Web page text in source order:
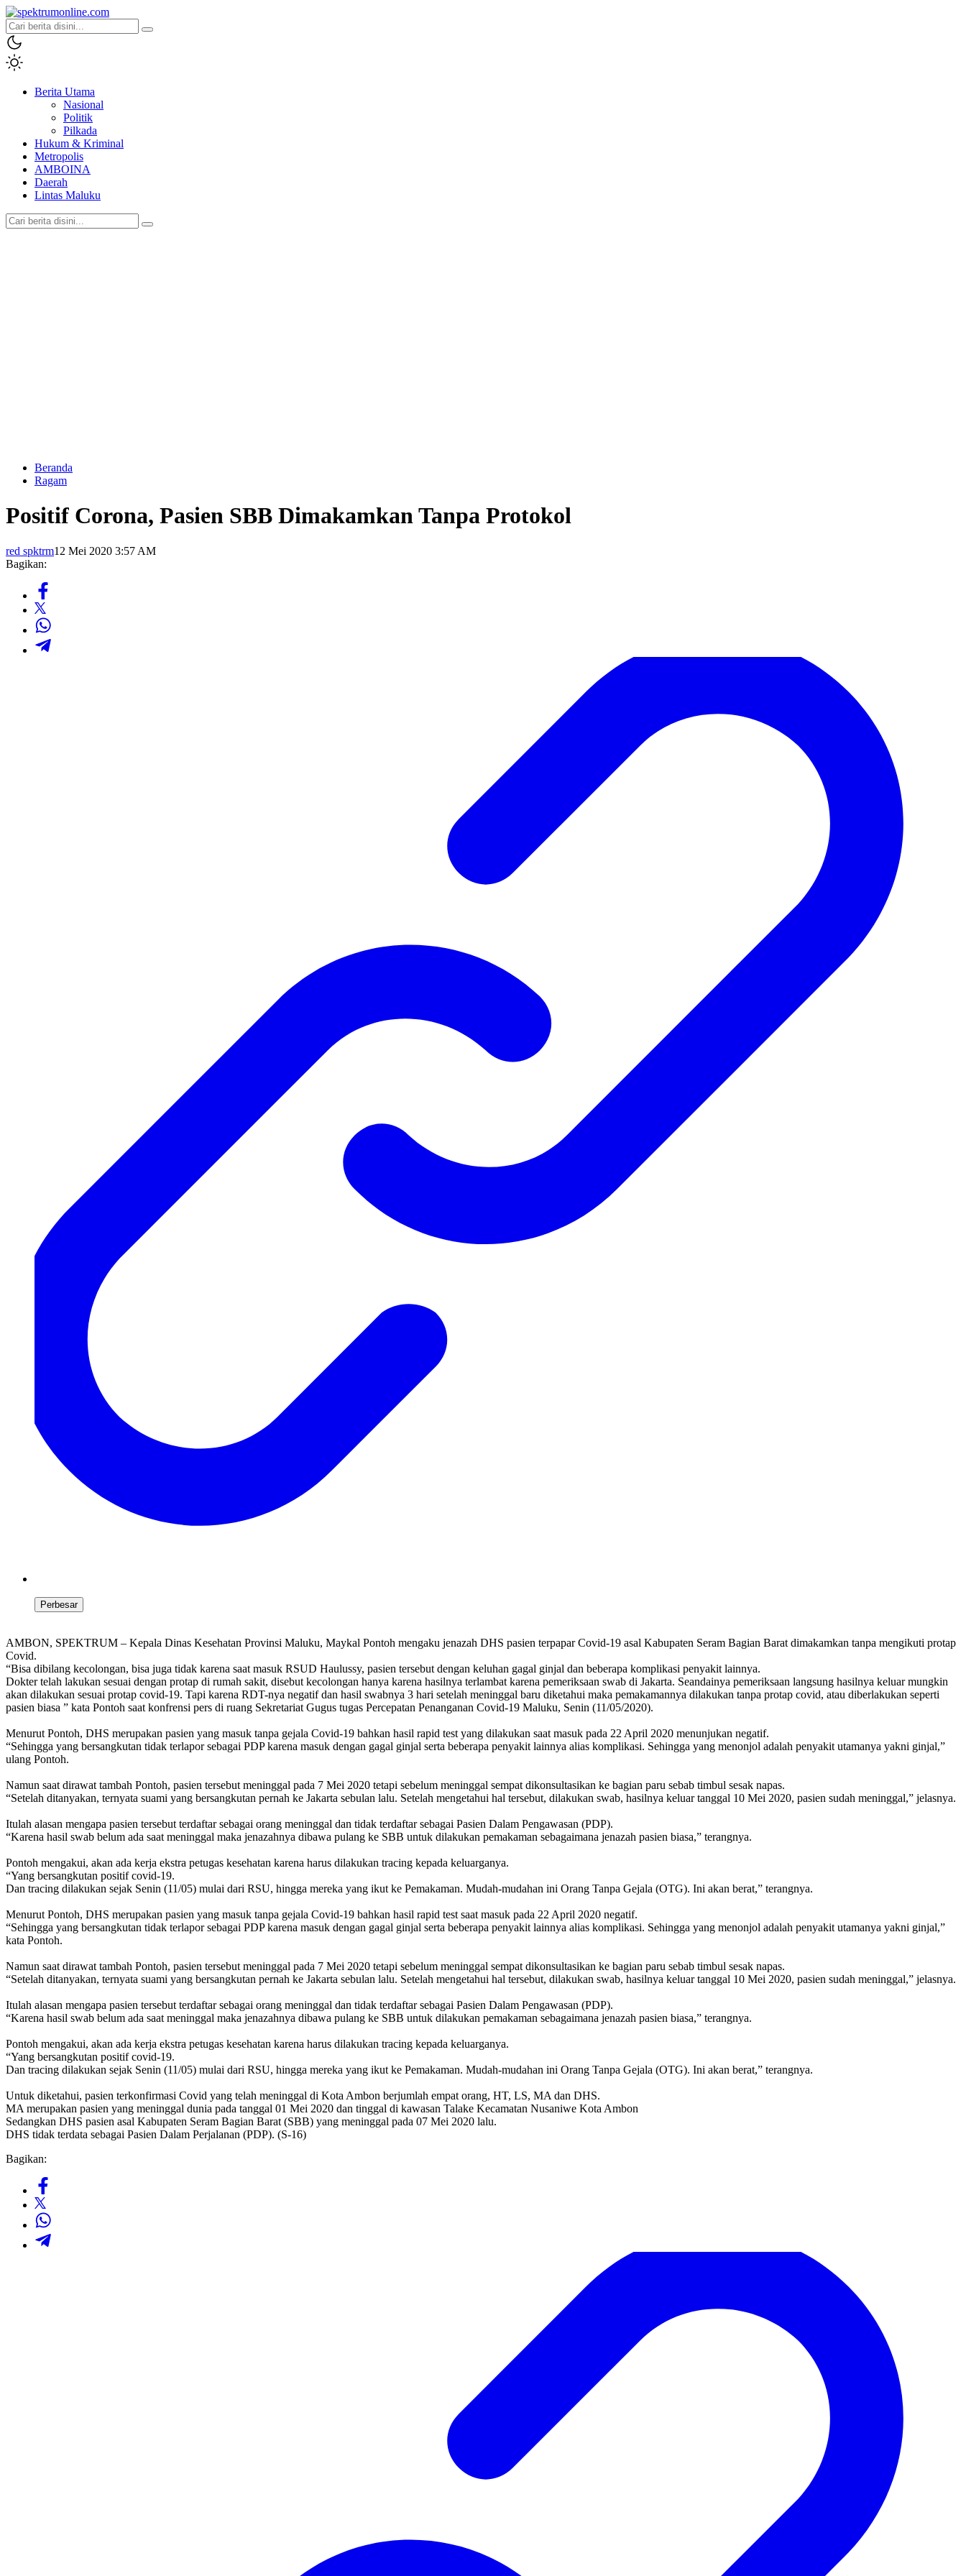
spektrumonline.com
Berita Utama
Nasional
Politik
Pilkada
Hukum & Kriminal
Metropolis
AMBOINA
Daerah
Lintas Maluku
Beranda
Ragam
Positif Corona, Pasien SBB Dimakamkan Tanpa Protokol
red spktrm12 Mei 2020 3:57 AM
Bagikan:
Perbesar
AMBON, SPEKTRUM – Kepala Dinas Kesehatan Provinsi Maluku, Maykal Pontoh mengaku jenazah DHS pasien terpapar Covid-19 asal Kabupaten Seram Bagian Barat dimakamkan tanpa mengikuti protap
Covid.
“Bisa dibilang kecolongan, bisa juga tidak karena saat masuk RSUD Haulussy, pasien tersebut dengan keluhan gagal ginjal dan beberapa komplikasi penyakit lainnya.
Dokter telah lakukan sesuai dengan protap di rumah sakit, disebut kecolongan hanya karena hasilnya terlambat karena pemeriksaan swab di Jakarta. Seandainya pemeriksaan langsung hasilnya keluar mungkin
akan dilakukan sesuai protap covid-19. Tapi karena RDT-nya negatif dan hasil swabnya 3 hari setelah meninggal baru diketahui maka pemakamannya dilakukan tanpa protap covid, atau diberlakukan seperti
pasien biasa ” kata Pontoh saat konfrensi pers di ruang Sekretariat Gugus tugas Percepatan Penanganan Covid-19 Maluku, Senin (11/05/2020).
Menurut Pontoh, DHS merupakan pasien yang masuk tanpa gejala Covid-19 bahkan hasil rapid test yang dilakukan saat masuk pada 22 April 2020 menunjukan negatif.
“Sehingga yang bersangkutan tidak terlapor sebagai PDP karena masuk dengan gagal ginjal serta beberapa penyakit lainnya alias komplikasi. Sehingga yang menonjol adalah penyakit utamanya yakni ginjal,”
ulang Pontoh.
Namun saat dirawat tambah Pontoh, pasien tersebut meninggal pada 7 Mei 2020 tetapi sebelum meninggal sempat dikonsultasikan ke bagian paru sebab timbul sesak napas.
“Setelah ditanyakan, ternyata suami yang bersangkutan pernah ke Jakarta sebulan lalu. Setelah mengetahui hal tersebut, dilakukan swab, hasilnya keluar tanggal 10 Mei 2020, pasien sudah meninggal,” jelasnya.
Itulah alasan mengapa pasien tersebut terdaftar sebagai orang meninggal dan tidak terdaftar sebagai Pasien Dalam Pengawasan (PDP).
“Karena hasil swab belum ada saat meninggal maka jenazahnya dibawa pulang ke SBB untuk dilakukan pemakaman sebagaimana jenazah pasien biasa,” terangnya.
Pontoh mengakui, akan ada kerja ekstra petugas kesehatan karena harus dilakukan tracing kepada keluarganya.
“Yang bersangkutan positif covid-19.
Dan tracing dilakukan sejak Senin (11/05) mulai dari RSU, hingga mereka yang ikut ke Pemakaman. Mudah-mudahan ini Orang Tanpa Gejala (OTG). Ini akan berat,” terangnya.
Menurut Pontoh, DHS merupakan pasien yang masuk tanpa gejala Covid-19 bahkan hasil rapid test saat masuk pada 22 April 2020 negatif.
“Sehingga yang bersangkutan tidak terlapor sebagai PDP karena masuk dengan gagal ginjal serta beberapa penyakit lainnya alias komplikasi. Sehingga yang menonjol adalah penyakit utamanya yakni ginjal,”
kata Pontoh.
Namun saat dirawat tambah Pontoh, pasien tersebut meninggal pada 7 Mei 2020 tetapi sebelum meninggal sempat dikonsultasikan ke bagian paru sebab timbul sesak napas.
“Setelah ditanyakan, ternyata suami yang bersangkutan pernah ke Jakarta sebulan lalu. Setelah mengetahui hal tersebut, dilakukan swab, hasilnya keluar tanggal 10 Mei 2020, pasien sudah meninggal,” jelasnya.
Itulah alasan mengapa pasien tersebut terdaftar sebagai orang meninggal dan tidak terdaftar sebagai Pasien Dalam Pengawasan (PDP).
“Karena hasil swab belum ada saat meninggal maka jenazahnya dibawa pulang ke SBB untuk dilakukan pemakaman sebagaimana jenazah pasien biasa,” terangnya.
Pontoh mengakui, akan ada kerja ekstra petugas kesehatan karena harus dilakukan tracing kepada keluarganya.
“Yang bersangkutan positif covid-19.
Dan tracing dilakukan sejak Senin (11/05) mulai dari RSU, hingga mereka yang ikut ke Pemakaman. Mudah-mudahan ini Orang Tanpa Gejala (OTG). Ini akan berat,” terangnya.
Untuk diketahui, pasien terkonfirmasi Covid yang telah meninggal di Kota Ambon berjumlah empat orang, HT, LS, MA dan DHS.
MA merupakan pasien yang meninggal dunia pada tanggal 01 Mei 2020 dan tinggal di kawasan Talake Kecamatan Nusaniwe Kota Ambon
Sedangkan DHS pasien asal Kabupaten Seram Bagian Barat (SBB) yang meninggal pada 07 Mei 2020 lalu.
DHS tidak terdata sebagai Pasien Dalam Perjalanan (PDP). (S-16)
Bagikan: